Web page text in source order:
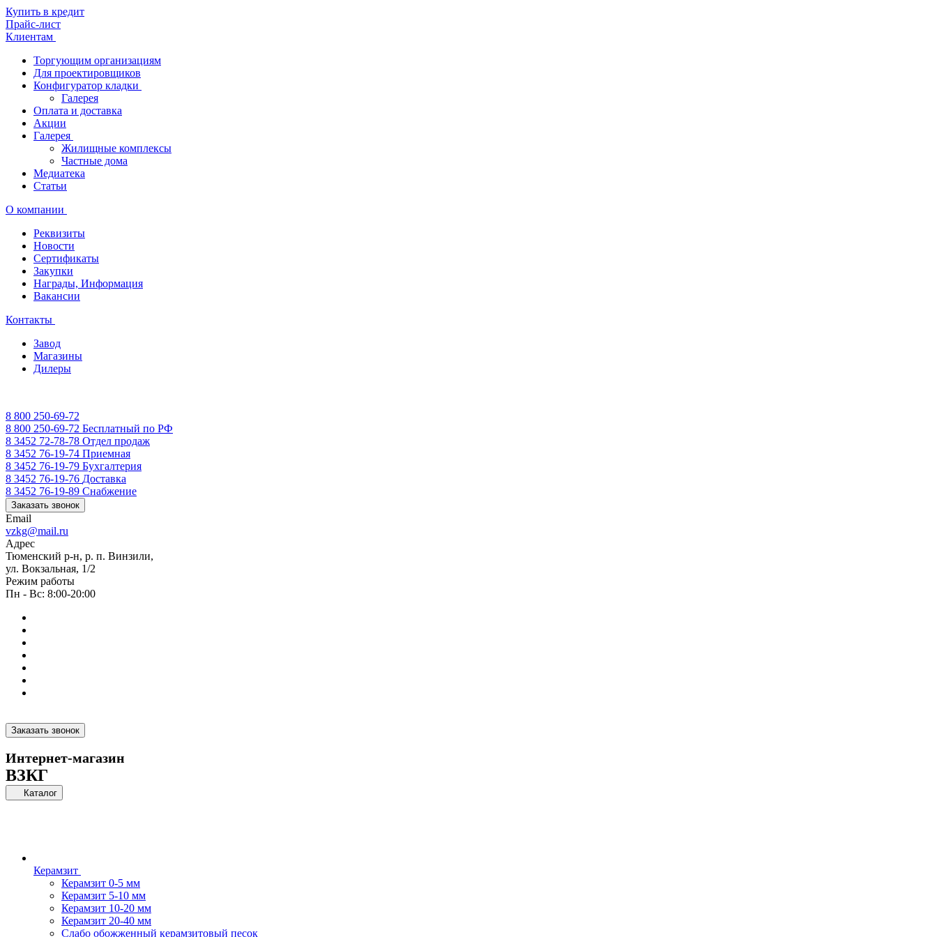
Купить в кредит
Прайс-лист
Клиентам
Торгующим организациям
Для проектировщиков
Конфигуратор кладки
Галерея
Оплата и доставка
Акции
Галерея
Жилищные комплексы
Частные дома
Медиатека
Статьи
О компании
Реквизиты
Новости
Сертификаты
Закупки
Награды, Информация
Вакансии
Контакты
Завод
Магазины
Дилеры
8 800 250-69-72
8 800 250-69-72 Бесплатный по РФ
8 3452 72-78-78 Отдел продаж
8 3452 76-19-74 Приемная
8 3452 76-19-79 Бухгалтерия
8 3452 76-19-76 Доставка
8 3452 76-19-89 Снабжение
Заказать звонок
Email
vzkg@mail.ru
Адрес
Тюменский р-н, р. п. Винзили,
ул. Вокзальная, 1/2
Режим работы
Пн - Вс: 8:00-20:00
Заказать звонок
Интернет-магазин
ВЗКГ
Каталог
Керамзит
Керамзит 0-5 мм
Керамзит 5-10 мм
Керамзит 10-20 мм
Керамзит 20-40 мм
Слабо обожженный керамзитовый песок